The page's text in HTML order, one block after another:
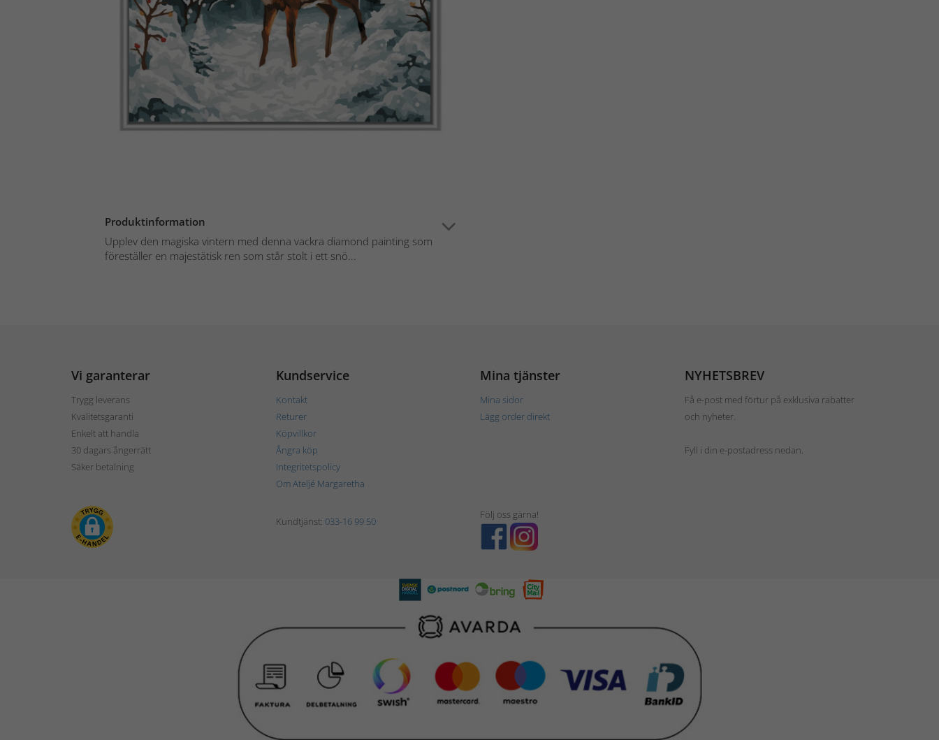
Produktinformation
Upplev den magiska vintern med denna vackra diamond painting som
föreställer en majestätisk ren som står stolt i ett snö...
Vi garanterar
Trygg leverans
Kvalitetsgaranti
Enkelt att handla
30 dagars ångerrätt
Säker betalning
Kundservice
Kontakt
Returer
Köpvillkor
Ångra köp
Integritetspolicy
Om Ateljé Margaretha
Mina tjänster
Mina sidor
Lägg order direkt
NYHETSBREV
Få e-post med förtur på exklusiva rabatter
och nyheter.
Fyll i din e-postadress nedan.
Kundtjänst: 033-16 99 50
Följ oss gärna!